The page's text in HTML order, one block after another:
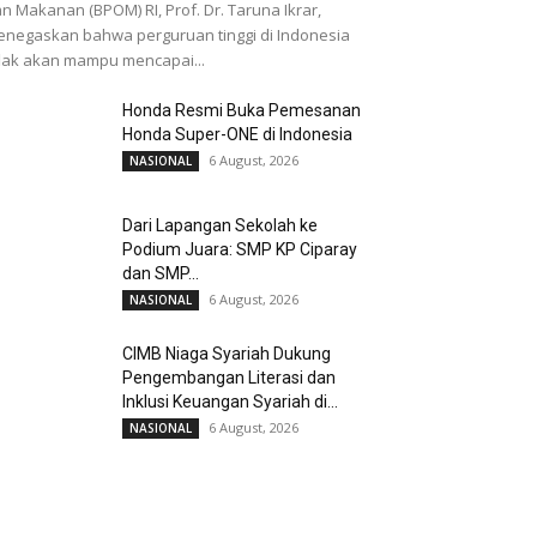
Makanan (BPOM) RI, Prof. Dr. Taruna Ikrar,
bahwa perguruan tinggi di Indonesia
akan mampu mencapai...
Honda Resmi Buka Pemesanan
Honda Super-ONE di Indonesia
NASIONAL 6 August, 2026
Dari Lapangan Sekolah ke
Podium Juara: SMP KP Ciparay
dan SMP...
NASIONAL 6 August, 2026
CIMB Niaga Syariah Dukung
Pengembangan Literasi dan
Inklusi Keuangan Syariah di...
NASIONAL 6 August, 2026